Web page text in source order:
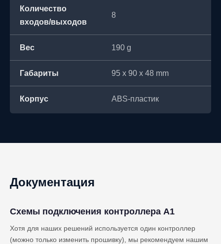
Количество
входов/выходов
8
Вес 190 g
Габариты 95 х 90 х 48 mm
Корпус ABS-пластик
Документация
Схемы подключения контроллера A1
Хотя для наших решений используется один контроллер
(можно только изменить прошивку), мы рекомендуем нашим